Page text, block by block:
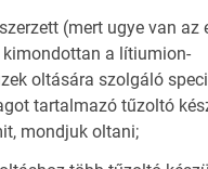
(mert ugye van az
kimondottan a lítiumion-
oltására szolgáló
tartalmazó tűzoltó
mondjuk oltani;